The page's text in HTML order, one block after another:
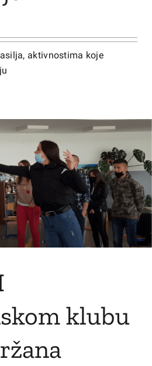
aktivnostima koje
klubu